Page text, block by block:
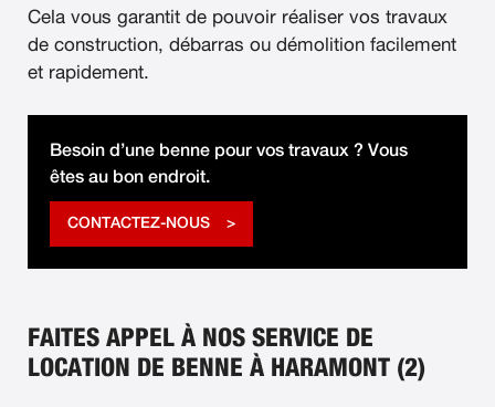
Cela vous garantit de pouvoir réaliser vos travaux
de construction, débarras ou démolition facilement
et rapidement.
Besoin d’une benne pour vos travaux ? Vous
êtes au bon endroit.
CONTACTEZ-NOUS
FAITES APPEL À NOS SERVICE DE
LOCATION DE BENNE À HARAMONT (2)